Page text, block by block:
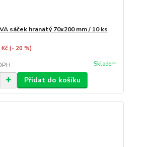
sáček hranatý 70x200 mm / 10 ks
(- 20 %)
Skladem
Přidat do košíku